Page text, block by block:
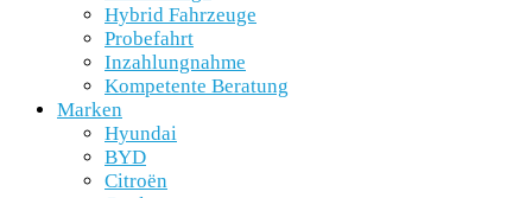
Hybrid Fahrzeuge
Probefahrt
Inzahlungnahme
Kompetente Beratung
Marken
Hyundai
BYD
Citroën